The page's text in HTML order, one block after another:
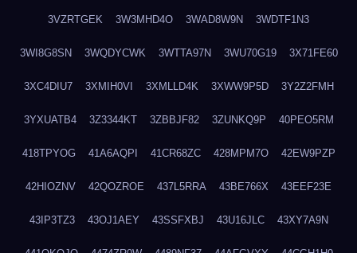
3VZRTGEK 3W3MHD4O 3WAD8W9N 3WDTF1N3
3WI8G8SN 3WQDYCWK 3WTTA97N 3WU70G19 3X71FE60
3XC4DIU7 3XMIH0VI 3XMLLD4K 3XWW9P5D 3Y2Z2FMH
3YXUATB4 3Z3344KT 3ZBBJF82 3ZUNKQ9P 40PEO5RM
418TPYOG 41A6AQPI 41CR68ZC 428MPM7O 42EW9PZP
42HIOZNV 42QOZROE 437L5RRA 43BE766X 43EEF23E
43IP3TZ3 43OJ1AEY 43SSFXBJ 43U16JLC 43XY7A9N